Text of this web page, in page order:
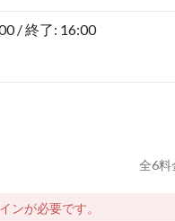
/ 終了: 16:00
全6料
ンが必要です。